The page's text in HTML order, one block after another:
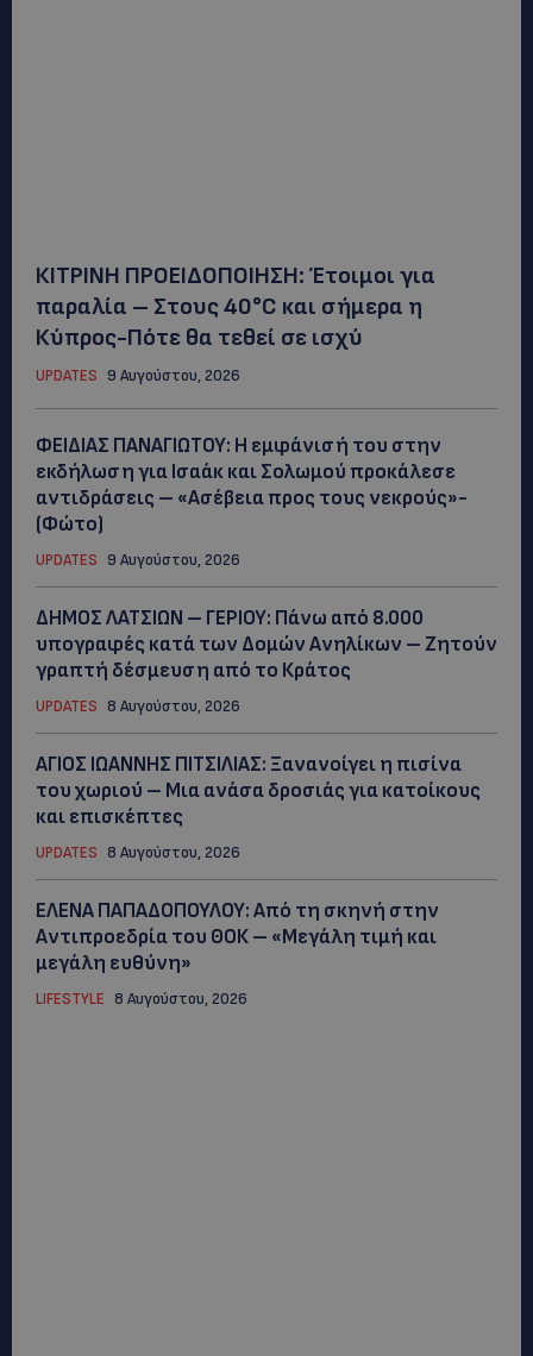
ΚΙΤΡΙΝΗ ΠΡΟΕΙΔΟΠΟΙΗΣΗ: Έτοιμοι για
παραλία – Στους 40°C και σήμερα η
Κύπρος-Πότε θα τεθεί σε ισχύ
UPDATES 9 Αυγούστου, 2026
ΦΕΙΔΙΑΣ ΠΑΝΑΓΙΩΤΟΥ: Η εμφάνισή του στην
εκδήλωση για Ισαάκ και Σολωμού προκάλεσε
αντιδράσεις – «Ασέβεια προς τους νεκρούς»-
(Φώτο)
UPDATES 9 Αυγούστου, 2026
ΔΗΜΟΣ ΛΑΤΣΙΩΝ – ΓΕΡΙΟΥ: Πάνω από 8.000
υπογραφές κατά των Δομών Ανηλίκων – Ζητούν
γραπτή δέσμευση από το Κράτος
UPDATES 8 Αυγούστου, 2026
ΑΓΙΟΣ ΙΩΑΝΝΗΣ ΠΙΤΣΙΛΙΑΣ: Ξανανοίγει η πισίνα
του χωριού – Μια ανάσα δροσιάς για κατοίκους
και επισκέπτες
UPDATES 8 Αυγούστου, 2026
ΕΛΕΝΑ ΠΑΠΑΔΟΠΟΥΛΟΥ: Από τη σκηνή στην
Αντιπροεδρία του ΘΟΚ – «Μεγάλη τιμή και
μεγάλη ευθύνη»
LIFESTYLE 8 Αυγούστου, 2026